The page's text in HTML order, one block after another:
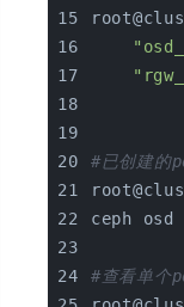
#已创建的
ceph osd
#查看单个